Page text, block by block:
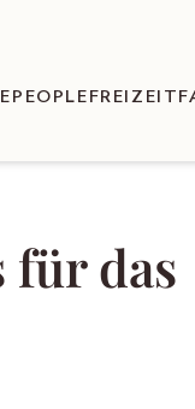
PEOPLE FREIZEIT
für das